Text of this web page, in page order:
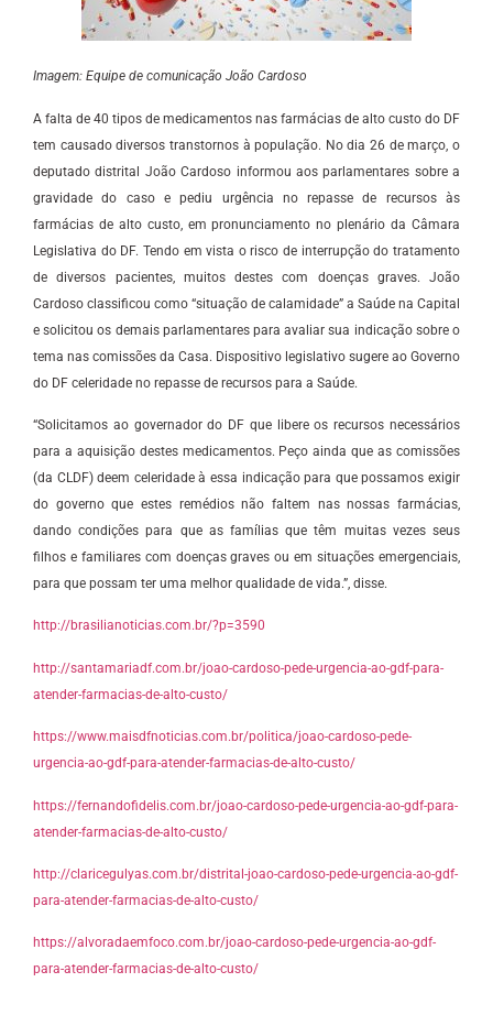
Imagem: Equipe de comunicação João Cardoso
A falta de 40 tipos de medicamentos nas farmácias de alto custo do DF
tem causado diversos transtornos à população. No dia 26 de março, o
deputado distrital João Cardoso informou aos parlamentares sobre a
gravidade do caso e pediu urgência no repasse de recursos às
farmácias de alto custo, em pronunciamento no plenário da Câmara
Legislativa do DF. Tendo em vista o risco de interrupção do tratamento
de diversos pacientes, muitos destes com doenças graves. João
Cardoso classificou como “situação de calamidade” a Saúde na Capital
e solicitou os demais parlamentares para avaliar sua indicação sobre o
tema nas comissões da Casa. Dispositivo legislativo sugere ao Governo
do DF celeridade no repasse de recursos para a Saúde.
“Solicitamos ao governador do DF que libere os recursos necessários
para a aquisição destes medicamentos. Peço ainda que as comissões
(da CLDF) deem celeridade à essa indicação para que possamos exigir
do governo que estes remédios não faltem nas nossas farmácias,
dando condições para que as famílias que têm muitas vezes seus
filhos e familiares com doenças graves ou em situações emergenciais,
para que possam ter uma melhor qualidade de vida.”, disse.
http://brasilianoticias.com.br/?p=3590
http://santamariadf.com.br/joao-cardoso-pede-urgencia-ao-gdf-para-
atender-farmacias-de-alto-custo/
https://www.maisdfnoticias.com.br/politica/joao-cardoso-pede-
urgencia-ao-gdf-para-atender-farmacias-de-alto-custo/
https://fernandofidelis.com.br/joao-cardoso-pede-urgencia-ao-gdf-para-
atender-farmacias-de-alto-custo/
http://claricegulyas.com.br/distrital-joao-cardoso-pede-urgencia-ao-gdf-
para-atender-farmacias-de-alto-custo/
https://alvoradaemfoco.com.br/joao-cardoso-pede-urgencia-ao-gdf-
para-atender-farmacias-de-alto-custo/